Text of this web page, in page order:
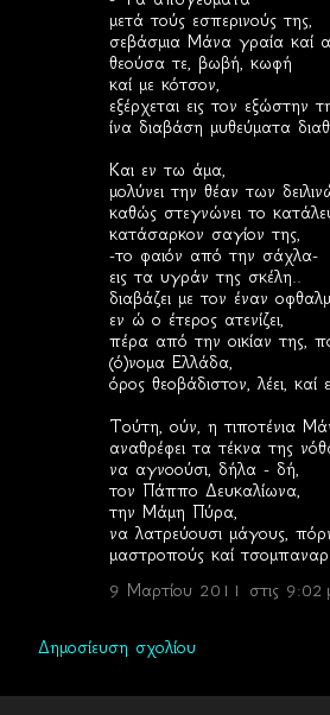
μετά τούς εσπερινούς της,
σεβάσμια Μάνα γραία καί
θεούσα τε, βωβή, κωφή
καί με κότσον,
εξέρχεται εις τον εξώστην
ίνα διαβάση μυθεύματα
Και εν τω άμα,
μολύνει την θέαν των
καθώς στεγνώνει το
κατάσαρκον σαγίον της,
-το φαιόν από την σάχλα-
εις τα υγράν της σκέλη..
διαβάζει με τον έναν
εν ώ ο έτερος ατενίζει,
πέρα από την οικίαν της,
(ό)νομα Ελλάδα,
όρος θεοβάδιστον, λέει, καί
Τούτη, ούν, η τιποτένια
αναθρέφει τα τέκνα της
να αγνοούσι, δήλα - δή,
τον Πάππο Δευκαλίωνα,
την Μάμη Πύρα,
να λατρεύουσι μάγους,
μαστροπούς καί
9 Μαρτίου 2011 στις 9:02
Δημοσίευση σχολίου